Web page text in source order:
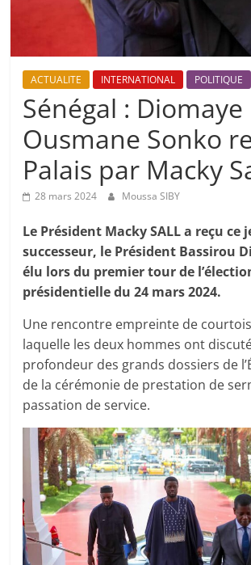
ACTUALITE INTERNATIONAL POLITIQUE
Sénégal : Diomaye
Ousmane Sonko
Palais par Macky
28 mars 2024 Moussa SIBY
Le Président Macky SALL a reçu ce
successeur, le Président Bassirou
élu lors du premier tour de
présidentielle du 24 mars 2024.
Une rencontre empreinte de
laquelle les deux hommes ont
profondeur des grands dossiers de
de la cérémonie de prestation de
passation de service.